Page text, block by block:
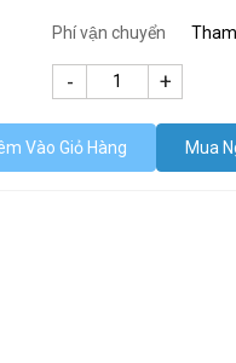
Phí vận chuyển
Thêm Vào Giỏ Hàng